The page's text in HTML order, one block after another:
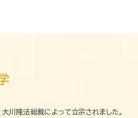
川隆法総裁によって立宗されました。